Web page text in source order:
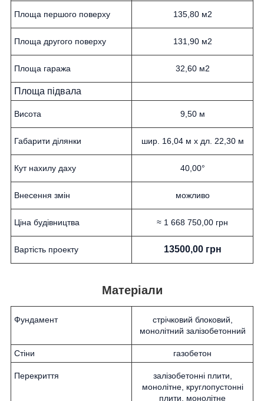
Площа першого поверху 135,80 м2
Площа другого поверху 131,90 м2
Площа гаража 32,60 м2
Площа підвала
Висота 9,50 м
Габарити ділянки шир. 16,04 м х дл. 22,30 м
Кут нахилу даху 40,00°
Внесення змін можливо
Ціна будівництва ≈ 1 668 750,00 грн
Вартість проекту 13500,00 грн
Матеріали
Фундамент
стрічковий блоковий,
монолітний залізобетонний
Стіни газобетон
Перекриття
залізобетонні плити,
монолітне, круглопустонні
плити, монолітне